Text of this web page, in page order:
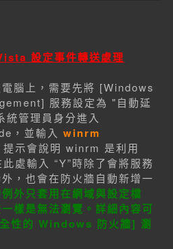
設定事件轉送處理
腦上，需要先將 [Windows
服務設定為 "自動延
管理員身分進入
，並輸入 winrm
提示會說明 winrm 是利用
處輸入 “Y”時除了會將服務
，也會在防火牆自動新增一
外只套用在網域與設定檔
樣是無法瀏覽。詳細內容可
性的 Windows 防火牆] 瀏